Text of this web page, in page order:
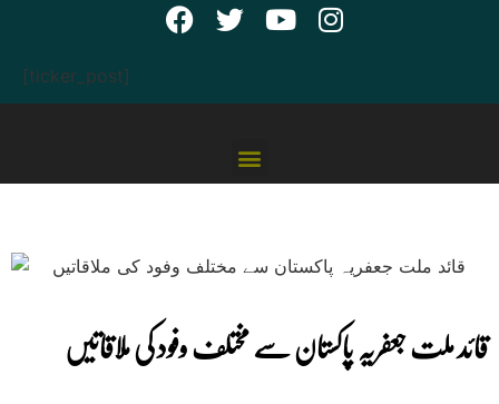
[ticker_post]
قائد ملت جعفریہ پاکستان سے مختلف وفود کی ملاقاتیں